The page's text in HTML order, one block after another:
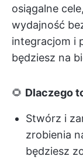
osiągalne
wydajność
integracjom i
będziesz na
🌻 Dlaczego
Stwórz i
zrobienia
będziesz